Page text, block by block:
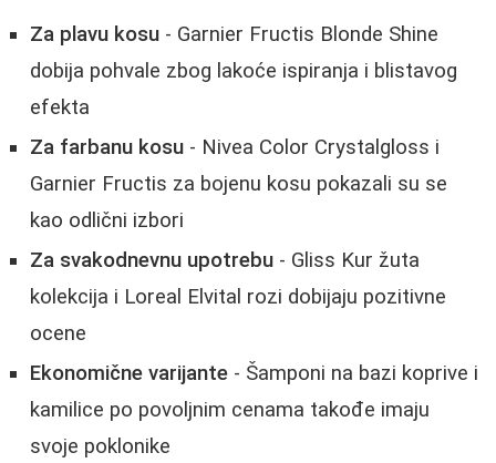
Za plavu kosu - Garnier Fructis Blonde Shine
dobija pohvale zbog lakoće ispiranja i blistavog
efekta
Za farbanu kosu - Nivea Color Crystalgloss i
Garnier Fructis za bojenu kosu pokazali su se
kao odlični izbori
Za svakodnevnu upotrebu - Gliss Kur žuta
kolekcija i Loreal Elvital rozi dobijaju pozitivne
ocene
Ekonomične varijante - Šamponi na bazi koprive i
kamilice po povoljnim cenama takođe imaju
svoje poklonike